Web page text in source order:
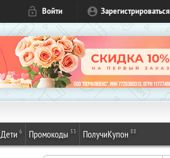
Войти Зарегистрироваться
Дети 6 Промокоды 53 ПолучиКупон 88